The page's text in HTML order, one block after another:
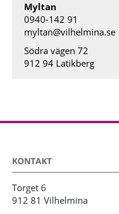
Myltan
0940-142 91
myltan@vilhelmina.se
Södra vägen 72
912 94 Latikberg
KONTAKT
Torget 6
912 81 Vilhelmina